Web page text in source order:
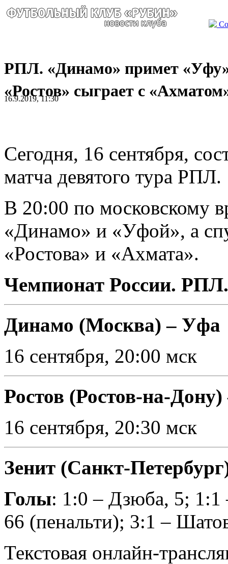
РПЛ. «Динамо» примет
«Ростов» сыграет с
16.9.2019, 11:30
Сегодня, 16 сентября,
матча девятого тура РПЛ.
В 20:00 по московскому
«Динамо» и «Уфой», а
«Ростова» и «Ахмата».
Чемпионат России.
Динамо (Москва) – Уфа
16 сентября, 20:00 мск
Ростов (Ростов-на-
16 сентября, 20:30 мск
Зенит (Санкт-
Голы: 1:0 – Дзюба, 5; 1:1
66 (пенальти); 3:1 –
Текстовая онлайн-